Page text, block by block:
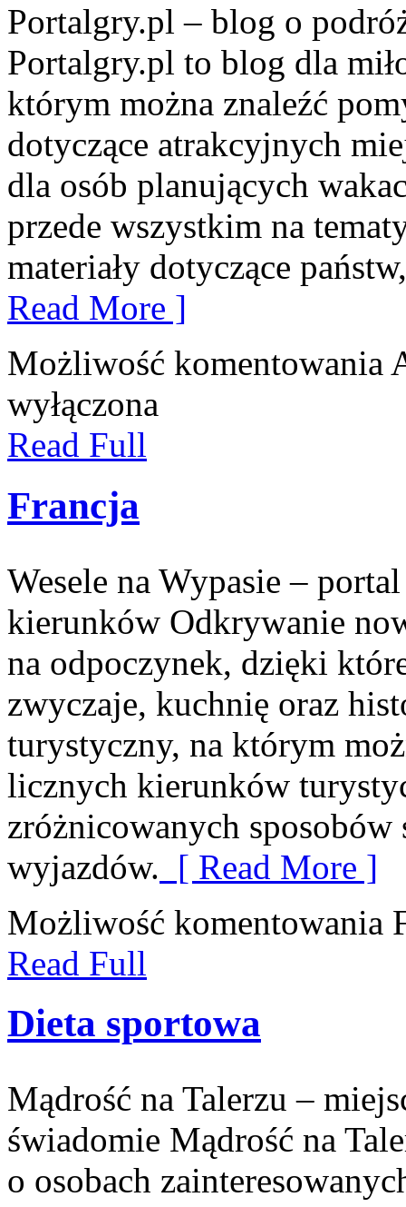
Portalgry.pl – blog o
Portalgry.pl to blog dla
którym można znaleźć
dotyczące atrakcyjnych
dla osób planujących
przede wszystkim na
materiały dotyczące
Read More ]
Możliwość komentowania
wyłączona
Read Full
Francja
Wesele na Wypasie –
kierunków Odkrywanie
na odpoczynek, dzięki
zwyczaje, kuchnię oraz
turystyczny, na którym
licznych kierunków
zróżnicowanych sposobów
wyjazdów. [ Read More ]
Możliwość komentowania
Read Full
Dieta sportowa
Mądrość na Talerzu –
świadomie Mądrość na
o osobach